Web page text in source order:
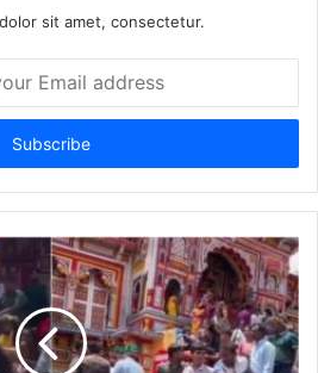
sit amet, consectetur.